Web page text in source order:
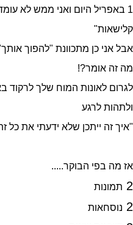
1 באפריל היום ואני ממש לא
קלישאות"
אבל אני כן מתכוונת "להפוך
מה זה אומר?!
לגרום לאונות המוח שלך לרקוד
ולתהות לרגע
"איך זה ייתכן שלא ידעתי את כל
אז מה בפי הבוקר.....
2 תמונות
2 נוסחאות